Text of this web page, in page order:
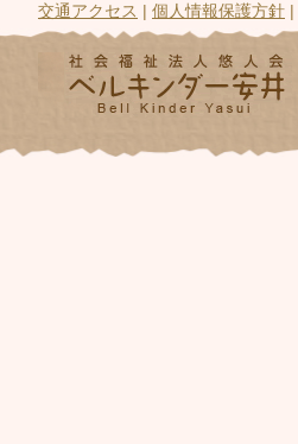
交通アクセス | 個人情報保護方針 |